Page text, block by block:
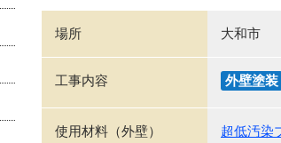
場所 大和市
工事内容 外壁塗装
使用材料（外壁） 超低汚染